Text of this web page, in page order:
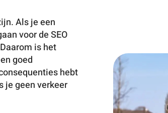
Als je een
voor de SEO
is het
goed
hebt
je geen verkeer